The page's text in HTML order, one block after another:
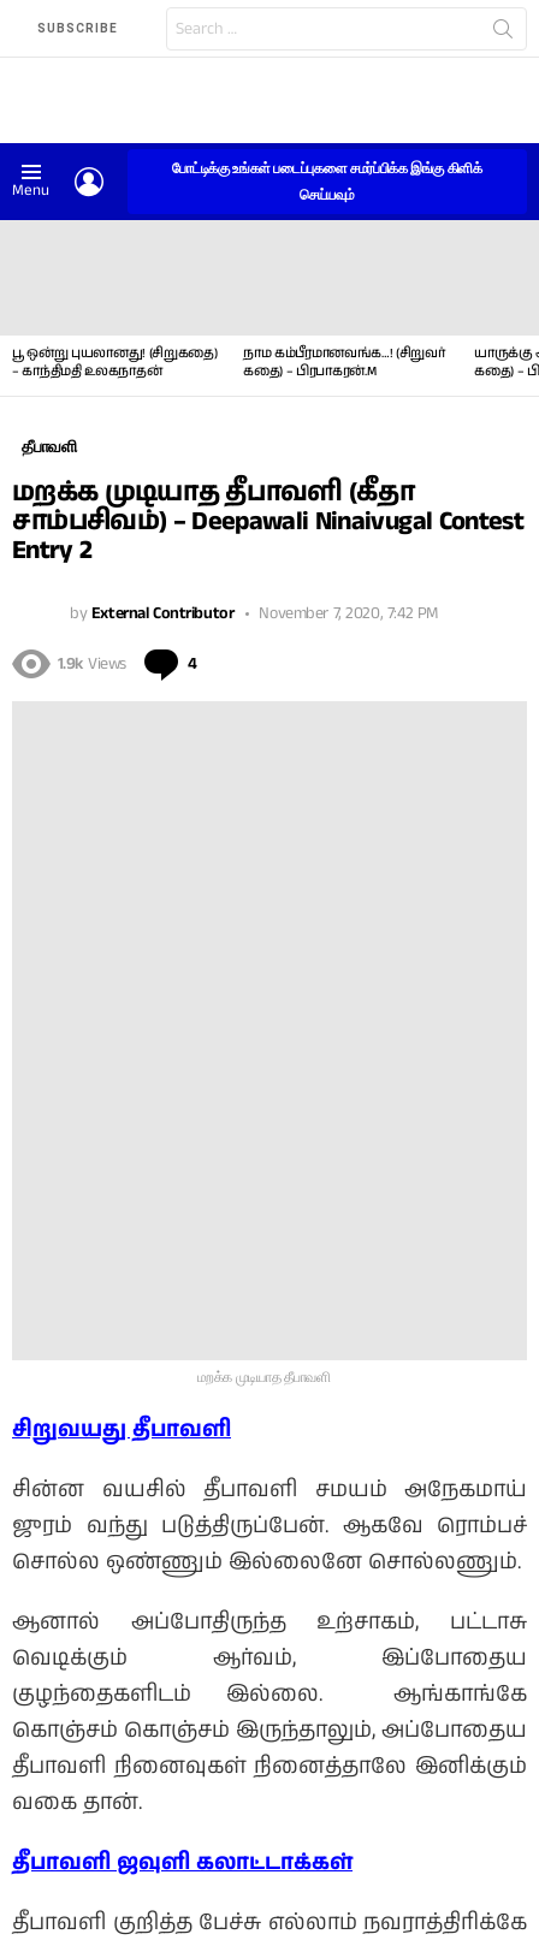
SUBSCRIBE
for:
Menu
போட்டிக்கு உங்கள் படைப்புகளை சமர்ப்பிக்க இங்கு கிளிக்
செய்யவும்
பூ ஒன்று புயலானது! (சிறுகதை)
– காந்திமதி உலகநாதன்
நாம கம்பீரமானவங்க…! (சிறுவர்
கதை) – பிரபாகரன்.M
யாருக்கு
கதை) –
தீபாவளி
மறக்க முடியாத தீபாவளி (கீதா
சாம்பசிவம்) – Deepawali Ninaivugal Contest
Entry 2
byExternal Contributor November 7, 2020, 7:42 PM
1.9k Views 4
மறக்க முடியாத தீபாவளி
சிறுவயது தீபாவளி
சின்ன வயசில் தீபாவளி சமயம் அநேகமாய்
ஜுரம் வந்து படுத்திருப்பேன். ஆகவே ரொம்பச்
சொல்ல ஒண்ணும் இல்லைனே சொல்லணும்.
ஆனால் அப்போதிருந்த உற்சாகம், பட்டாசு
வெடிக்கும் ஆர்வம், இப்போதைய
குழந்தைகளிடம் இல்லை. ஆங்காங்கே
கொஞ்சம் கொஞ்சம் இருந்தாலும், அப்போதைய
தீபாவளி நினைவுகள் நினைத்தாலே இனிக்கும்
வகை தான்.
தீபாவளிஜவுளிகலாட்டாக்கள்
தீபாவளி குறித்த பேச்சு எல்லாம் நவராத்திரிக்கே